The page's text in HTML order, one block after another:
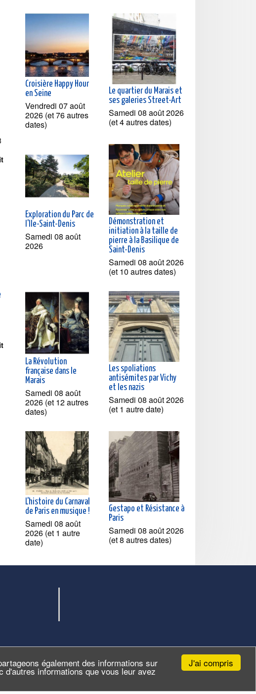
J'ai compris
également des informations sur
informations que vous leur avez
Croisière Happy Hour
en Seine
Vendredi 07 août
2026 (et 76 autres
dates)
Le quartier du Marais et
ses galeries Street-Art
Samedi 08 août 2026
(et 4 autres dates)
Exploration du Parc de
l'Ile-Saint-Denis
Samedi 08 août
2026
Démonstration et
initiation à la taille de
pierre à la Basilique de
Saint-Denis
Samedi 08 août 2026
(et 10 autres dates)
La Révolution
française dans le
Marais
Samedi 08 août
2026 (et 12 autres
dates)
Les spoliations
antisémites par Vichy
et les nazis
Samedi 08 août 2026
(et 1 autre date)
L'histoire du Carnaval
de Paris en musique !
Samedi 08 août
2026 (et 1 autre
date)
Gestapo et Résistance à
Paris
Samedi 08 août 2026
(et 8 autres dates)